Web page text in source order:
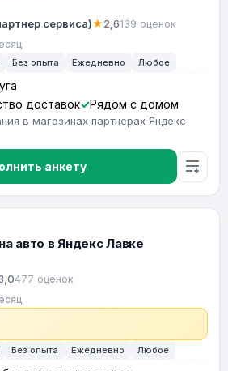
сервиса)★2,6139 оценок
Без опыта Ежедневно Любое
доставок
Рядом с домом
в магазинах партнерах Яндекс
анкету
авто в Яндекс Лавке
477 оценок
Без опыта Ежедневно Любое